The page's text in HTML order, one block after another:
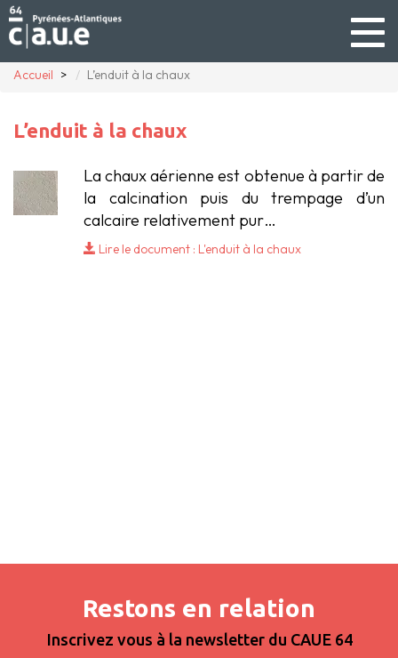
Accueil
L’enduit à la chaux
L’enduit à la chaux
La chaux aérienne est obtenue à partir de
la calcination puis du trempage d’un
calcaire relativement pur…
Lire le document : L'enduit à la chaux
Restons en relation
Inscrivez vous à la newsletter du CAUE 64